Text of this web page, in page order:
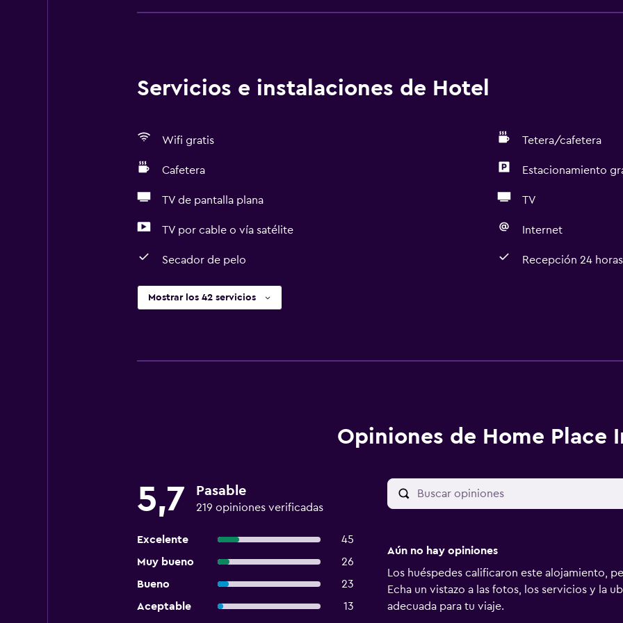
Servicios e instalaciones de Hotel
Wifi gratis Tetera/cafetera
Cafetera Estacionamiento
TV de pantalla plana TV
TV por cable o vía satélite Internet
Secador de pelo Recepción 24 horas
Mostrar los 42 servicios
Opiniones de Home Place
5,7 Pasable
219 opiniones verificadas
Excelente
45
Muy bueno
26
Bueno
23
Aceptable
13
Aún no hay opiniones
Los huéspedes calificaron este alojamiento,
Echa un vistazo a las fotos, los servicios y la
adecuada para tu viaje.